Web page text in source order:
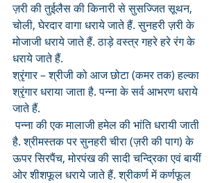
ज़री की तुईलैस की किनारी से सुसज्जित सूथन,
चोली, घेरदार वागा धराये जाते हैं. सुनहरी ज़री के
मोजाजी धराये जाते हैं. ठाड़े वस्त्र गहरे हरे रंग के
धराये जाते हैं.
श्रृंगार – श्रीजी को आज छोटा (कमर तक) हल्का
श्रृंगार धराया जाता है. पन्ना के सर्व आभरण धराये
जाते हैं.
पन्ना की एक मालाजी हमेल की भांति धरायी जाती
है. श्रीमस्तक पर सुनहरी चीरा (ज़री की पाग) के
ऊपर सिरपैंच, मोरपंख की सादी चन्द्रिका एवं बायीं
ओर शीशफूल धराये जाते हैं. श्रीकर्ण में कर्णफूल